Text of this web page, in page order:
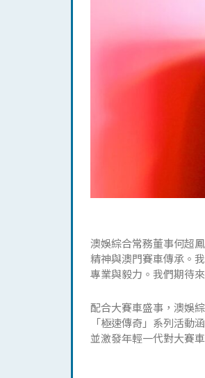
澳娛綜合常務董事何超
精神與澳門賽車傳承。
專業與毅力。我們期待
配合大賽車盛事，澳娛
「極速傳奇」系列活動
並激發年輕一代對大賽